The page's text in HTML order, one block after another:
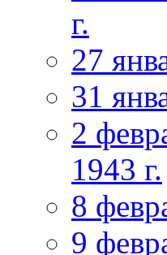
г.
27
31
2
1943 г.
8
9